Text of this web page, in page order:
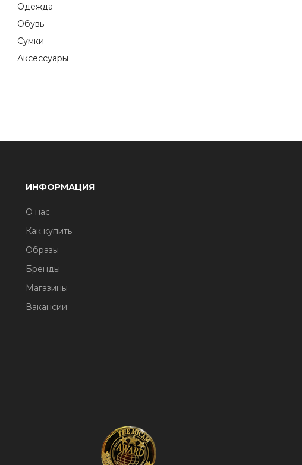
Одежда
Обувь
Сумки
Аксессуары
ИНФОРМАЦИЯ
О нас
Как купить
Образы
Бренды
Магазины
Вакансии